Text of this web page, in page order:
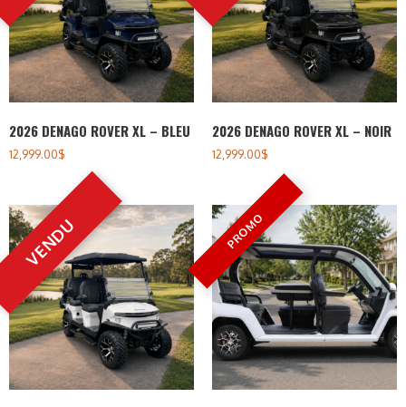
2026 DENAGO ROVER XL – BLEU
12,999.00$
2026 DENAGO ROVER XL – NOIR
12,999.00$